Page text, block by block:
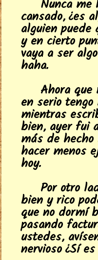
Nunca me
cansado, ¿es
alguien puede
y en cierto
vaya a ser
haha.
Ahora
en serio
mientras
bien, ayer fui
más de
hacer menos
hoy.
Por otro
bien y rico
que no dormí
pasando
ustedes,
nervioso ¿Sí